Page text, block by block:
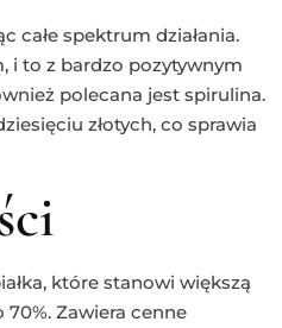
całe spektrum działania.
i to z bardzo pozytywnym
polecana jest spirulina.
złotych, co sprawia
które stanowi większą
Zawiera cenne